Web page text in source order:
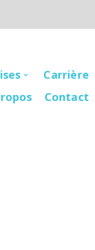
Carrière
Contact